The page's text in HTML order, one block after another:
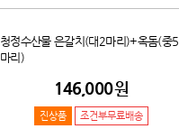
청정수산물 은갈치(대2마리)+옥돔(중5
마리)
146,000원
진상품 조건부무료배송